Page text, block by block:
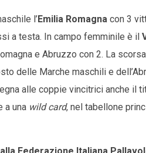
l’Emilia Romagna con 3
a testa. In campo femminile è il
e Abruzzo con 2. La
delle Marche maschili e
alle coppie vincitrici anche il
a una wild card, nel tabellone